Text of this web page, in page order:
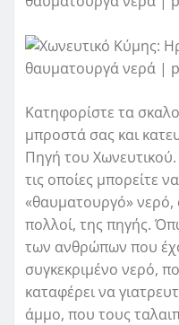
Κατηφορίστε τα
μπροστά σας και
Πηγή του Χωνευτικού.
τις οποίες μπορείτε
«θαυματουργό»
πολλοί, της πηγής.
των ανθρώπων που
συγκεκριμένο νερό,
καταφέρει να
άμμο, που τους